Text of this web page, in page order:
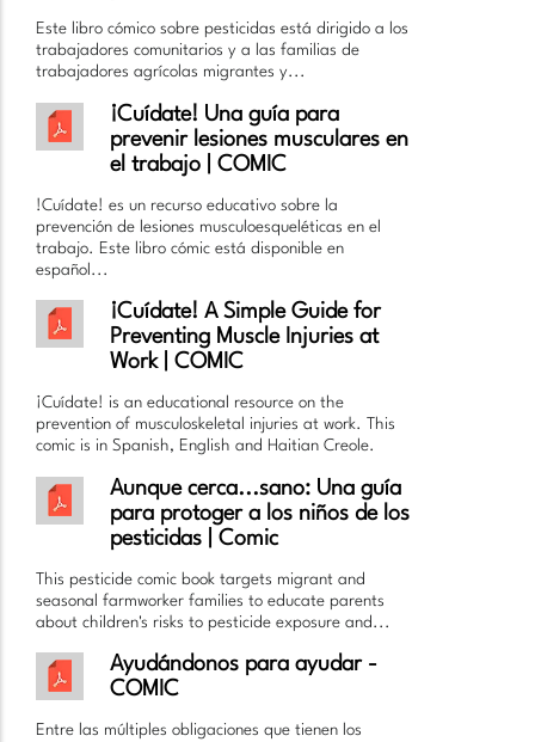
Este libro cómico sobre pesticidas está dirigido a los
trabajadores comunitarios y a las familias de
trabajadores agrícolas migrantes y...
¡Cuídate! Una guía para
prevenir lesiones musculares en
el trabajo | COMIC
!Cuídate! es un recurso educativo sobre la
prevención de lesiones musculoesqueléticas en el
trabajo. Este libro cómic está disponible en
español...
¡Cuídate! A Simple Guide for
Preventing Muscle Injuries at
Work | COMIC
¡Cuídate! is an educational resource on the
prevention of musculoskeletal injuries at work. This
comic is in Spanish, English and Haitian Creole.
Aunque cerca...sano: Una guía
para protoger a los niños de los
pesticidas | Comic
This pesticide comic book targets migrant and
seasonal farmworker families to educate parents
about children's risks to pesticide exposure and...
Ayudándonos para ayudar -
COMIC
Entre las múltiples obligaciones que tienen los